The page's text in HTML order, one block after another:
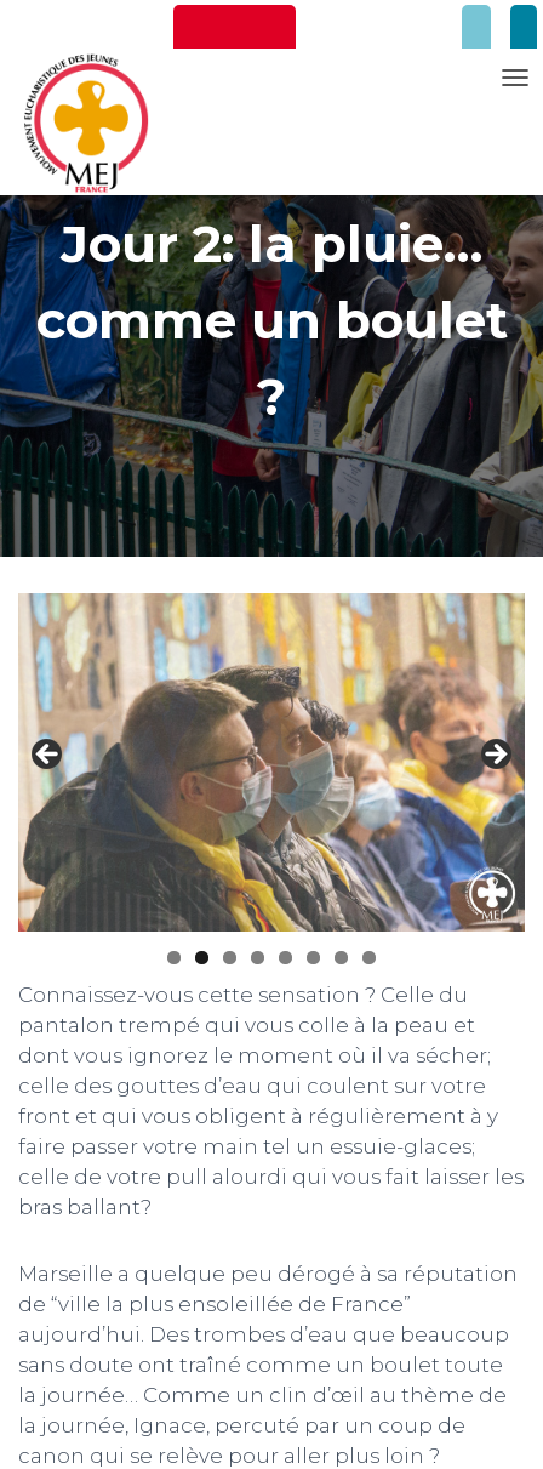
Newsletter
Mentions Légales
G
L
E
N
A
V
G
A
I
O
N
Jour 2: la pluie…
comme un boulet
?
Connaissez-vous cette sensation ? Celle du
pantalon trempé qui vous colle à la peau et
dont vous ignorez le moment où il va sécher;
celle des gouttes d’eau qui coulent sur votre
front et qui vous obligent à régulièrement à y
faire passer votre main tel un essuie-glaces;
celle de votre pull alourdi qui vous fait laisser les
bras ballant?
Marseille a quelque peu dérogé à sa réputation
de “ville la plus ensoleillée de France”
aujourd’hui. Des trombes d’eau que beaucoup
sans doute ont traîné comme un boulet toute
la journée… Comme un clin d’œil au thème de
la journée, Ignace, percuté par un coup de
canon qui se relève pour aller plus loin ?